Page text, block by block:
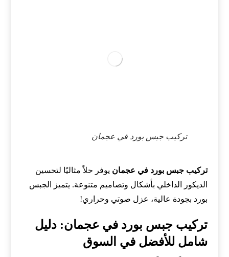
تركيب جبس بورد في عجمان
تركيب جبس بورد في عجمان يوفر حلاً مثاليًا لتحسين
الديكور الداخلي بأشكال وتصاميم متنوعة. يتميز الجبس
بورد بجودة عالية، عزل صوتي وحراري!
تركيب جبس بورد في عجمان: دليل
شامل للأفضل في السوق